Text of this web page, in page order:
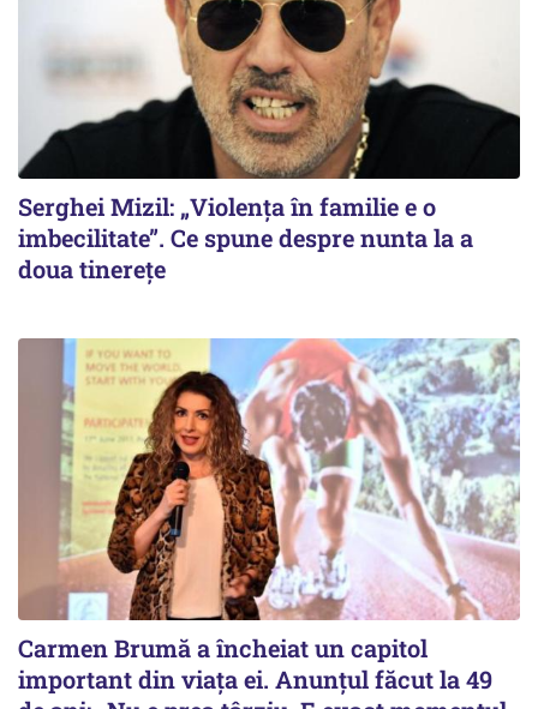
Serghei Mizil: „Violența în familie e o
imbecilitate”. Ce spune despre nunta la a
doua tinerețe
Carmen Brumă a încheiat un capitol
important din viața ei. Anunțul făcut la 49